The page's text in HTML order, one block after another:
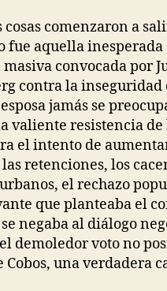
cosas comenzaron a
fue aquella inesperada
convocada por
contra la inseguridad
jamás se
valiente resistencia de
el intento de
retenciones, los
el rechazo
que planteaba el
negaba al diálogo
demoledor voto no
una verdadera